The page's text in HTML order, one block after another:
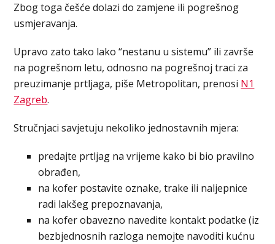
Zbog toga češće dolazi do zamjene ili pogrešnog
usmjeravanja.
Upravo zato tako lako “nestanu u sistemu” ili završe
na pogrešnom letu, odnosno na pogrešnoj traci za
preuzimanje prtljaga, piše Metropolitan, prenosi N1
Zagreb.
Stručnjaci savjetuju nekoliko jednostavnih mjera:
predajte prtljag na vrijeme kako bi bio pravilno
obrađen,
na kofer postavite oznake, trake ili naljepnice
radi lakšeg prepoznavanja,
na kofer obavezno navedite kontakt podatke (iz
bezbjednosnih razloga nemojte navoditi kućnu